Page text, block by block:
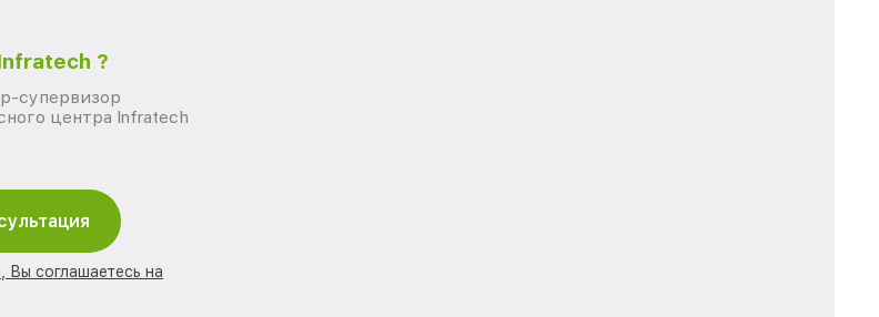
?
супервизор
центра Infratech
Вы соглашаетесь на